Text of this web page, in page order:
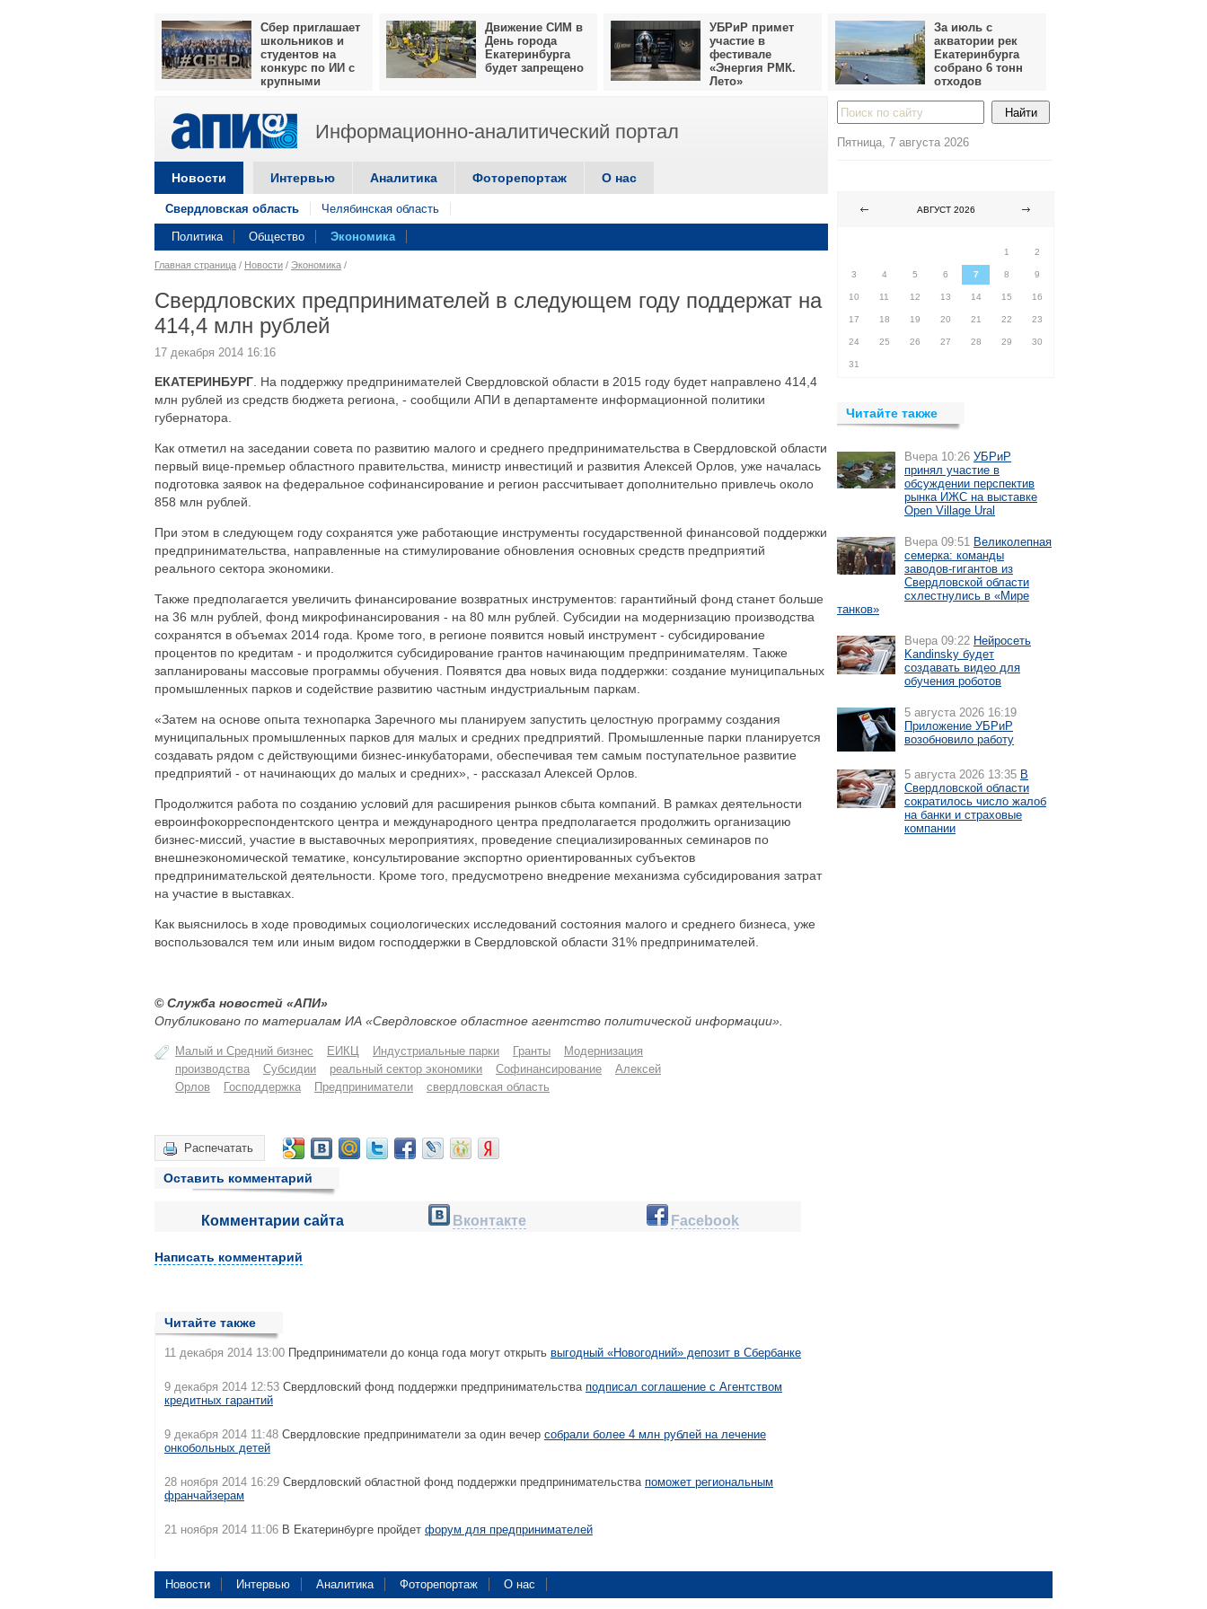
Сбер приглашает
школьников и
студентов на
конкурс по ИИ с
крупными
Движение СИМ в
День города
Екатеринбурга
будет запрещено
УБРиР примет
участие в
фестивале
«Энергия РМК.
Лето»
За июль с
акватории рек
Екатеринбурга
собрано 6 тонн
отходов
Информационно-аналитический портал
Новости Интервью Аналитика Фоторепортаж О нас
Свердловская область Челябинская область
Политика Общество Экономика
Главная страница / Новости / Экономика /
Свердловских предпринимателей в следующем году поддержат на
414,4 млн рублей
17 декабря 2014 16:16
ЕКАТЕРИНБУРГ . На поддержку предпринимателей Свердловской области в 2015 году будет направлено 414,4
млн рублей из средств бюджета региона, - сообщили АПИ в департаменте информационной политики
губернатора.
Как отметил на заседании совета по развитию малого и среднего предпринимательства в Свердловской области
первый вице-премьер областного правительства, министр инвестиций и развития Алексей Орлов, уже началась
подготовка заявок на федеральное софинансирование и регион рассчитывает дополнительно привлечь около
858 млн рублей.
При этом в следующем году сохранятся уже работающие инструменты государственной финансовой поддержки
предпринимательства, направленные на стимулирование обновления основных средств предприятий
реального сектора экономики.
Также предполагается увеличить финансирование возвратных инструментов: гарантийный фонд станет больше
на 36 млн рублей, фонд микрофинансирования - на 80 млн рублей. Субсидии на модернизацию производства
сохранятся в объемах 2014 года. Кроме того, в регионе появится новый инструмент - субсидирование
процентов по кредитам - и продолжится субсидирование грантов начинающим предпринимателям. Также
запланированы массовые программы обучения. Появятся два новых вида поддержки: создание муниципальных
промышленных парков и содействие развитию частным индустриальным паркам.
«Затем на основе опыта технопарка Заречного мы планируем запустить целостную программу создания
муниципальных промышленных парков для малых и средних предприятий. Промышленные парки планируется
создавать рядом с действующими бизнес-инкубаторами, обеспечивая тем самым поступательное развитие
предприятий - от начинающих до малых и средних», - рассказал Алексей Орлов.
Продолжится работа по созданию условий для расширения рынков сбыта компаний. В рамках деятельности
евроинфокорреспондентского центра и международного центра предполагается продолжить организацию
бизнес-миссий, участие в выставочных мероприятиях, проведение специализированных семинаров по
внешнеэкономической тематике, консультирование экспортно ориентированных субъектов
предпринимательской деятельности. Кроме того, предусмотрено внедрение механизма субсидирования затрат
на участие в выставках.
Как выяснилось в ходе проводимых социологических исследований состояния малого и среднего бизнеса, уже
воспользовался тем или иным видом господдержки в Свердловской области 31% предпринимателей.
© Служба новостей «АПИ»
Опубликовано по материалам ИА «Свердловское областное агентство политической информации».
Малый и Средний бизнес ЕИКЦ Индустриальные парки Гранты
Модернизация
производства
Субсидии реальный сектор экономики Софинансирование
Алексей
Орлов
Господдержка Предприниматели свердловская область
Распечатать
Оставить комментарий
Комментарии сайта Вконтакте Facebook
Написать комментарий
Читайте также
11 декабря 2014 13:00 Предприниматели до конца года могут открыть выгодный «Новогодний» депозит в Сбербанке
9 декабря 2014 12:53 Свердловский фонд поддержки предпринимательства подписал соглашение с Агентством
кредитных гарантий
9 декабря 2014 11:48 Свердловские предприниматели за один вечер собрали более 4 млн рублей на лечение
онкобольных детей
28 ноября 2014 16:29 Свердловский областной фонд поддержки предпринимательства поможет региональным
франчайзерам
21 ноября 2014 11:06 В Екатеринбурге пройдет форум для предпринимателей
Пятница, 7 августа 2026
АВГУСТ 2026
1
2
3 4 5 6 7 8 9
10 11 12 13 14 15 16
17 18 19 20 21 22 23
24 25 26 27 28 29 30
31
Читайте также
Вчера 10:26 УБРиР
принял участие в
обсуждении перспектив
рынка ИЖС на выставке
Open Village Ural
Вчера 09:51 Великолепная
семерка: команды
заводов-гигантов из
Свердловской области
схлестнулись в «Мире
танков»
Вчера 09:22 Нейросеть
Kandinsky будет
создавать видео для
обучения роботов
5 августа 2026 16:19
Приложение УБРиР
возобновило работу
5 августа 2026 13:35 В
Свердловской области
сократилось число жалоб
на банки и страховые
компании
Новости Интервью Аналитика Фоторепортаж О нас